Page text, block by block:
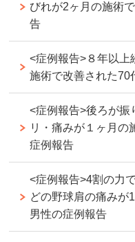
びれが2ヶ月の施術
告
<症例報告>８年以上
施術で改善された70
<症例報告>後ろが振
リ・痛みが１ヶ月の
症例報告
<症例報告>4割の力
どの野球肩の痛みが
男性の症例報告